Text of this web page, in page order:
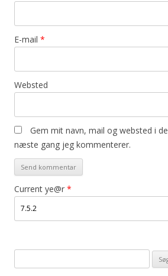
E-mail *
Websted
Gem mit navn, mail og websted i
næste gang jeg kommenterer.
Current ye@r *
efter: